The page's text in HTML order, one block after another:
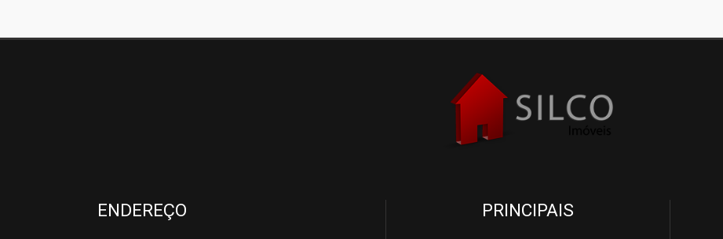
ENDEREÇO PRINCIPAIS